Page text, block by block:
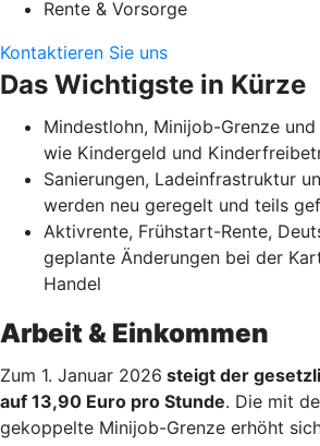
Rente & Vorsorge
Kontaktieren Sie uns
Das Wichtigste in Kürze
Mindestlohn, Minijob-Grenze
wie Kindergeld und
Sanierungen, Ladeinfrastruktur
werden neu geregelt und teils
Aktivrente, Frühstart-Rente,
geplante Änderungen bei der
Handel
Arbeit & Einkommen
Zum 1. Januar 2026 steigt der
auf 13,90 Euro pro Stunde. Die mit
gekoppelte Minijob-Grenze erhöht